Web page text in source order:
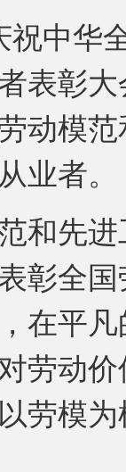
中华全
表彰
动模
业者。
先进
彰全
在平
劳动
劳模